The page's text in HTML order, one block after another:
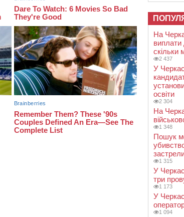
На
виплати
скільки
2 437
У
освіти
2 304
На
1 348
Пошук
1 315
У
три
1 173
У
1 094